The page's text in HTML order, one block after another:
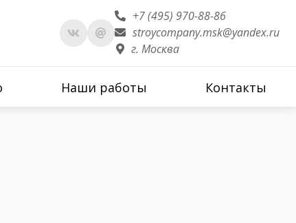
+7 (495) 970-88-86
stroycompany.msk@yandex.ru
г. Москва
Наши работы Контакты